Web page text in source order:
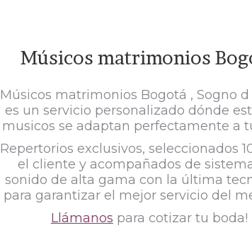
Músicos matrimonios
Músicos matrimonios Bogotá , Sogno
es un servicio personalizado dónde
musicos se adaptan perfectamente a
Repertorios exclusivos, seleccionados
el cliente y acompañados de
sonido de alta gama con la última
para garantizar el mejor servicio del
Llámanos para cotizar tu boda!